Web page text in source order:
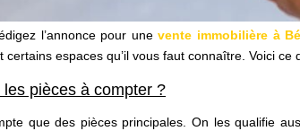
l’annonce pour unevente immobilière à
certains espaces qu’il vous faut connaître. Voici ce
pièces à compter ?
que des pièces principales. On les qualifie